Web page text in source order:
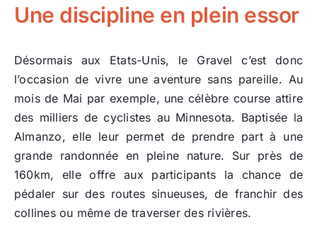
Une discipline en plein essor
Désormais aux Etats-Unis, le Gravel c’est donc
l’occasion de vivre une aventure sans pareille. Au
mois de Mai par exemple, une célèbre course attire
des milliers de cyclistes au Minnesota. Baptisée la
Almanzo, elle leur permet de prendre part à une
grande randonnée en pleine nature. Sur près de
160km, elle offre aux participants la chance de
pédaler sur des routes sinueuses, de franchir des
collines ou même de traverser des rivières.